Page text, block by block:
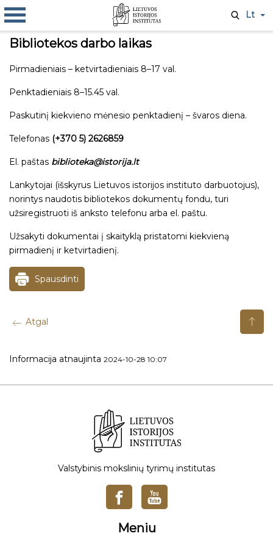
Bibliotekos darbo laikas
Pirmadieniais – ketvirtadieniais 8–17 val.
Penktadieniais 8–15.45 val.
Paskutinį kiekvieno mėnesio penktadienį – švaros diena.
Telefonas (+370 5) 2626859
El. paštas biblioteka@istorija.lt
Lankytojai (išskyrus Lietuvos istorijos instituto darbuotojus),
norintys naudotis bibliotekos dokumentų fondu, turi
užsiregistruoti iš anksto telefonu arba el. paštu.
Užsakyti dokumentai į skaityklą pristatomi kiekvieną
pirmadienį ir ketvirtadienį.
Spausdinti
Atgal
Informacija atnaujinta 2024-10-28 10:07
Valstybinis mokslinių tyrimų institutas
Meniu
Lt